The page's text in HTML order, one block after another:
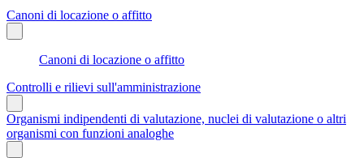
Canoni di locazione o affitto
Canoni di locazione o affitto
Controlli e rilievi sull'amministrazione
Organismi indipendenti di valutazione, nuclei di valutazione o altri
organismi con funzioni analoghe